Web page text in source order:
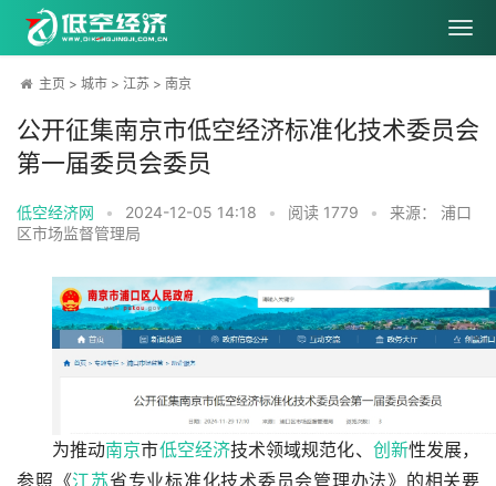
主页 > 城市 > 江苏 > 南京
公开征集南京市低空经济标准化技术委员会
第一届委员会委员
低空经济网 • 2024-12-05 14:18 • 阅读 1779 •
来源： 浦口
区市场监督管理局
为推动南京市低空经济技术领域规范化、 创新性发展，
参照《江苏省专业标准化技术委员会管理办法》的相关要